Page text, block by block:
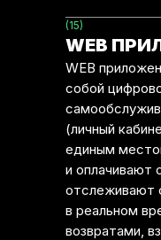
(15)
WEB
WEB
собой
(личный
единым
и оплачивают
отслеживают
в реальном
возвратами,